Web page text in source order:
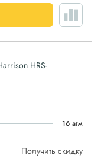
HRS-
16 атм
Получить скидку